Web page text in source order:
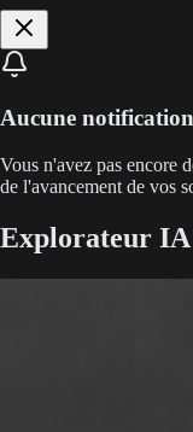
Aucune notification
Vous n'avez pas encore
de l'avancement de vos
Explorateur